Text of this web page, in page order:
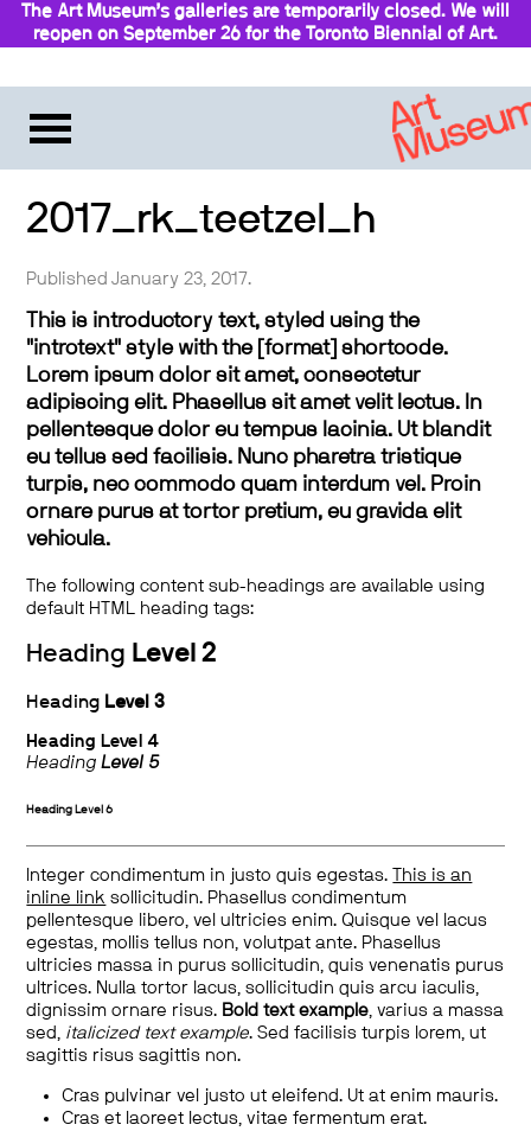
The Art Museum’s galleries are temporarily closed. We will
reopen on September 26 for the Toronto Biennial of Art.
2017_rk_teetzel_h
Published January 23, 2017.
This is introductory text, styled using the
"introtext" style with the [format] shortcode.
Lorem ipsum dolor sit amet, consectetur
adipiscing elit. Phasellus sit amet velit lectus. In
pellentesque dolor eu tempus lacinia. Ut blandit
eu tellus sed facilisis. Nunc pharetra tristique
turpis, nec commodo quam interdum vel. Proin
ornare purus at tortor pretium, eu gravida elit
vehicula.
The following content sub-headings are available using
default HTML heading tags:
Heading Level 2
Heading Level 3
Heading Level 4
HeadingLevel 5
Heading Level 6
Integer condimentum in justo quis egestas.
This is an
inline link sollicitudin. Phasellus condimentum
pellentesque libero, vel ultricies enim. Quisque vel lacus
egestas, mollis tellus non, volutpat ante. Phasellus
ultricies massa in purus sollicitudin, quis venenatis purus
ultrices. Nulla tortor lacus, sollicitudin quis arcu iaculis,
dignissim ornare risus. Bold text example, varius a massa
sed, italicized text example. Sed facilisis turpis lorem, ut
sagittis risus sagittis non.
Cras pulvinar vel justo ut eleifend. Ut at enim mauris.
Cras et laoreet lectus, vitae fermentum erat.